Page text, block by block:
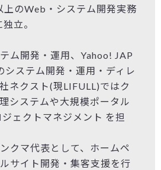
上のWeb・システム開発実務
立。
ム開発・運用、Yahoo! JAP
システム開発・運用・ディレ
ネクスト(現LIFULL)ではク
システムや大規模ポータル
ェクトマネジメント を担
クマ代表として、ホームペ
サイト開発・集客支援を行